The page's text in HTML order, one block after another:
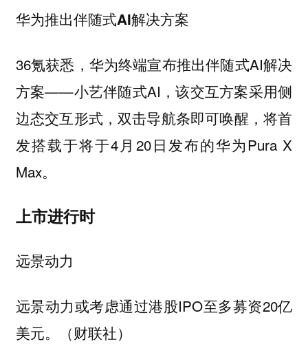
华为推出伴随式AI解决方案
36氪获悉，华为终端宣布推出伴随式AI解决
方案——小艺伴随式AI，该交互方案采用侧
边态交互形式，双击导航条即可唤醒，将首
发搭载于将于4月20日发布的华为Pura X
Max。
上市进行时
远景动力
远景动力或考虑通过港股IPO至多募资20亿
美元。（财联社）